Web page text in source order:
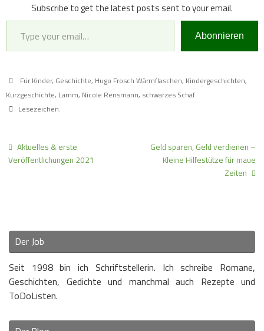
Subscribe to get the latest posts sent to your email.
Type your email…
Abonnieren
Für Kinder, Geschichte, Hugo Frosch Wärmflaschen, Kindergeschichten,
Kurzgeschichte, Lamm, Nicole Rensmann, schwarzes Schaf.
Lesezeichen.
Aktuelles & erste
Veröffentlichungen 2021
Geld sparen, Geld verdienen –
Kleine Hilfestütze für maue
Zeiten
Der Job
Seit 1998 bin ich Schriftstellerin. Ich schreibe Romane,
Geschichten, Gedichte und manchmal auch Rezepte und
ToDoListen.